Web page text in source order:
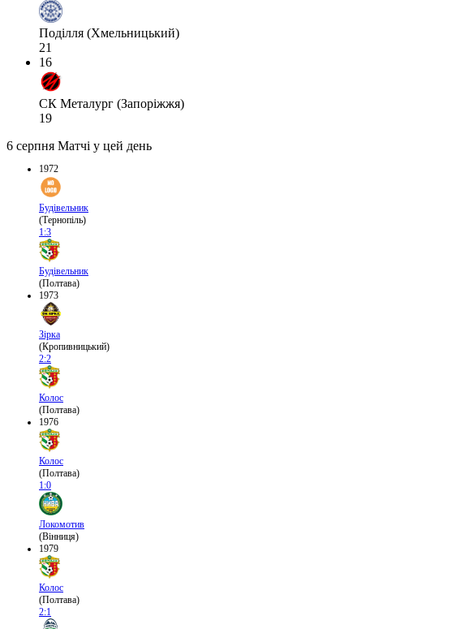
Поділля (Хмельницький)
21
16
СК Металург (Запоріжжя)
19
6 серпня Матчі у цей день
1972
Будівельник
(Тернопіль)
1:3
Будівельник
(Полтава)
1973
Зірка
(Кропивницький)
2:2
Колос
(Полтава)
1976
Колос
(Полтава)
1:0
Локомотив
(Вінниця)
1979
Колос
(Полтава)
2:1